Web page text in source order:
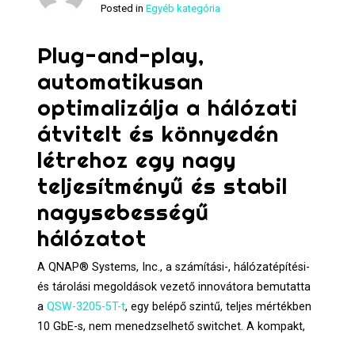
Posted inEgyéb kategória
Plug-and-play,
automatikusan
optimalizálja a hálózati
átvitelt és könnyedén
létrehoz egy nagy
teljesítményű és stabil
nagysebességű
hálózatot
A QNAP® Systems, Inc., a számítási-, hálózatépítési-
és tárolási megoldások vezető innovátora bemutatta
aQSW-3205-5T-t, egy belépő szintű, teljes mértékben
10 GbE-s, nem menedzselhető switchet. A kompakt,